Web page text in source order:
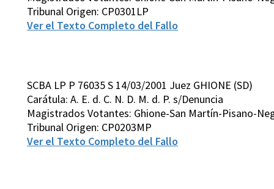
Tribunal Origen: CP0301LP
Ver el Texto Completo del Fallo
SCBA LP P 76035 S 14/03/2001 Juez GHIONE (SD)
Carátula: A. E. d. C. N. D. M. d. P. s/Denuncia
Magistrados Votantes: Ghione-San Martín-Pisano-
Tribunal Origen: CP0203MP
Ver el Texto Completo del Fallo